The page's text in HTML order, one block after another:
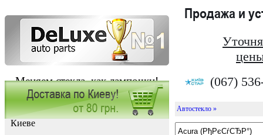
Меняем стекла, как лампочки!
Продажа и
(067)
Заказать установку автостекла в
Киеве
Автостекло »